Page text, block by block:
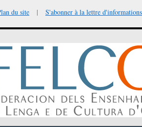
du site | S'abonner à la lettre d'informations